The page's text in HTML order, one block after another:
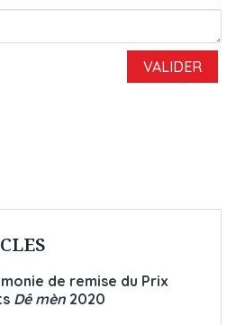
de remise du Prix
Dê mèn 2020